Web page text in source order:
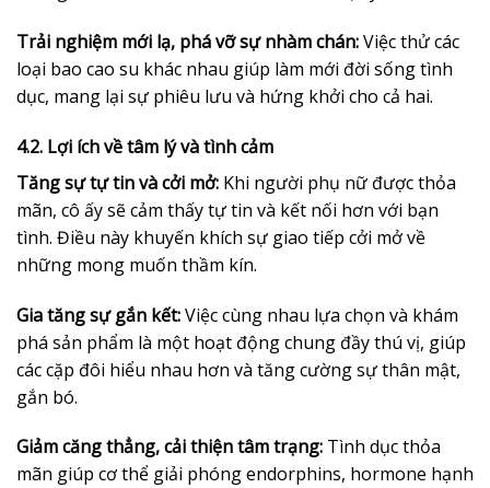
Trải nghiệm mới lạ, phá vỡ sự nhàm chán:Việc thử các
loại bao cao su khác nhau giúp làm mới đời sống tình
dục, mang lại sự phiêu lưu và hứng khởi cho cả hai.
4.2. Lợi ích về tâm lý và tình cảm
Tăng sự tự tin và cởi mở: Khi người phụ nữ được thỏa
mãn, cô ấy sẽ cảm thấy tự tin và kết nối hơn với bạn
tình. Điều này khuyến khích sự giao tiếp cởi mở về
những mong muốn thầm kín.
Gia tăng sự gắn kết:Việc cùng nhau lựa chọn và khám
phá sản phẩm là một hoạt động chung đầy thú vị, giúp
các cặp đôi hiểu nhau hơn và tăng cường sự thân mật,
gắn bó.
Giảm căng thẳng, cải thiện tâm trạng: Tình dục thỏa
mãn giúp cơ thể giải phóng endorphins, hormone hạnh